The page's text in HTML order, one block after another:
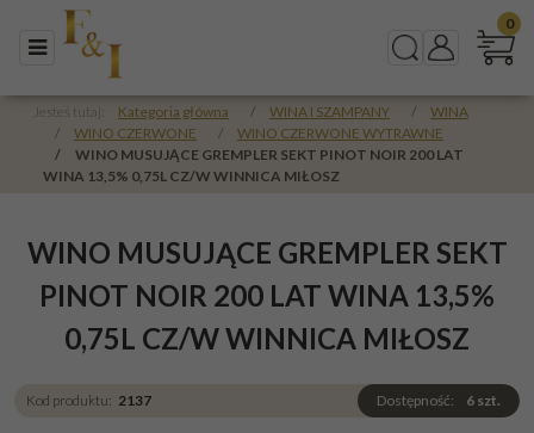
Menu SzukajPanel
0
Jesteś tutaj: Kategoria główna / WINA I SZAMPANY /
WINA
/
WINO CZERWONE /
WINO CZERWONE WYTRAWNE
/
WINO MUSUJĄCE GREMPLER SEKT PINOT NOIR 200 LAT
WINA 13,5% 0,75L CZ/W WINNICA MIŁOSZ
WINO MUSUJĄCE GREMPLER SEKT
PINOT NOIR 200 LAT WINA 13,5%
0,75L CZ/W WINNICA MIŁOSZ
Kod produktu: 2137 Dostępność: 6 szt.